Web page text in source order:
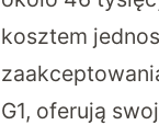
kosztem
G1, oferują